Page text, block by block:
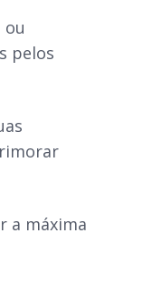
ou
pelos
a máxima